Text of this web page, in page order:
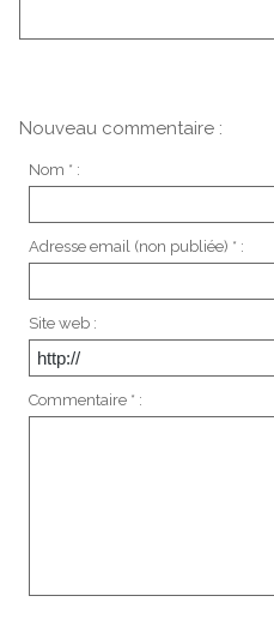
Nouveau commentaire :
Nom * :
Adresse email (non publiée) * :
Site web :
Commentaire * :